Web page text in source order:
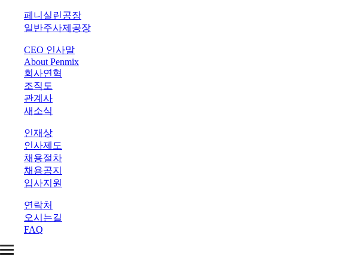
페니실린공장
일반주사제공장
CEO 인사말
About Penmix
회사연혁
조직도
관계사
새소식
인재상
인사제도
채용절차
채용공지
입사지원
연락처
오시는길
FAQ